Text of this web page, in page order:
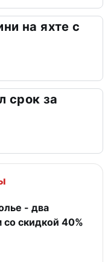
на яхте с
срок за
- два
со скидкой 40%